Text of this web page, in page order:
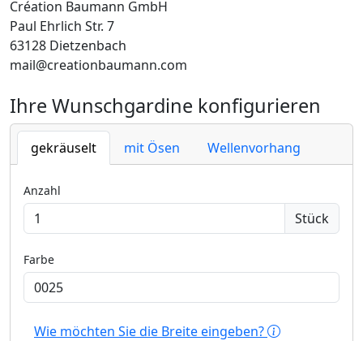
Création Baumann GmbH
Paul Ehrlich Str. 7
63128 Dietzenbach
mail@creationbaumann.com
Ihre Wunschgardine konfigurieren
gekräuselt mit Ösen Wellenvorhang
Anzahl
Stück
Farbe
Wie möchten Sie die Breite eingeben?